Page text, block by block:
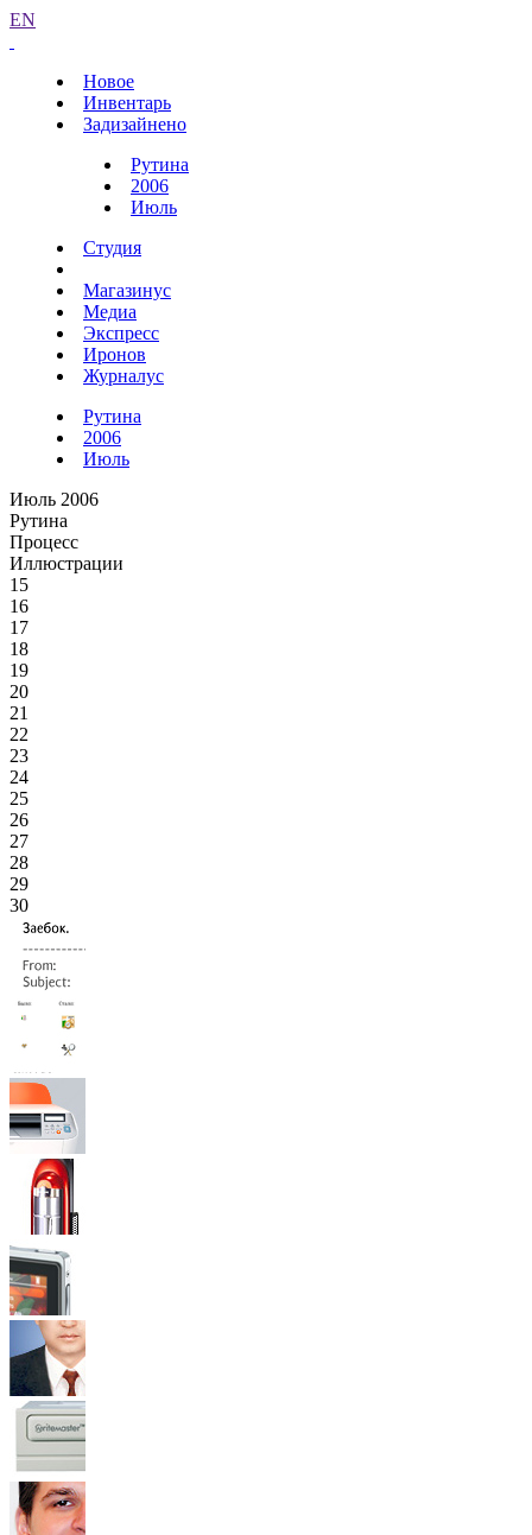
EN
Новое
Инвентарь
Задизайнено
Рутина
2006
Июль
Студия
Магазинус
Медиа
Экспресс
Иронов
Журналус
Рутина
2006
Июль
Июль 2006
Рутина
Процесс
Иллюстрации
15
16
17
18
19
20
21
22
23
24
25
26
27
28
29
30